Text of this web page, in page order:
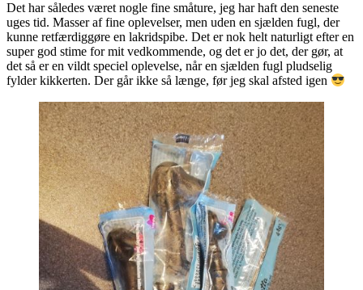
Det har således været nogle fine småture, jeg har haft den seneste
uges tid. Masser af fine oplevelser, men uden en sjælden fugl, der
kunne retfærdiggøre en lakridspibe. Det er nok helt naturligt efter en
super god stime for mit vedkommende, og det er jo det, der gør, at
det så er en vildt speciel oplevelse, når en sjælden fugl pludselig
fylder kikkerten. Der går ikke så længe, før jeg skal afsted igen